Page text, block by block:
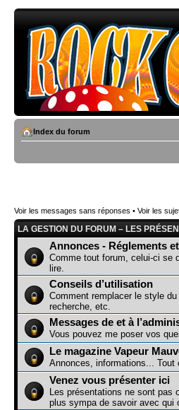
Index du forum
Voir les messages sans réponses • Voir les
LA GESTION DU FORUM – LES
Annonces - Réglements
Comme tout forum, celui-ci se
lire.
Conseils d’utilisation
Comment remplacer le style
recherche, etc.
Messages de et à
Vous pouvez me poser vos
Le magazine Vapeur
Annonces, informations... Tout
Venez vous présenter ici
Les présentations ne sont pas
plus sympa de savoir avec qui